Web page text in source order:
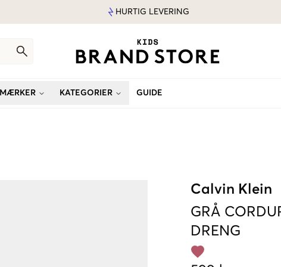
HURTIG LEVERING
MÆRKER KATEGORIER GUIDE
Calvin Klein
GRÅ
DRENG